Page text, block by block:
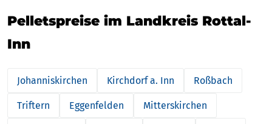
Pelletspreise im Landkreis Rottal-
Inn
Johanniskirchen Kirchdorf a. Inn Roßbach
Triftern Eggenfelden Mitterskirchen